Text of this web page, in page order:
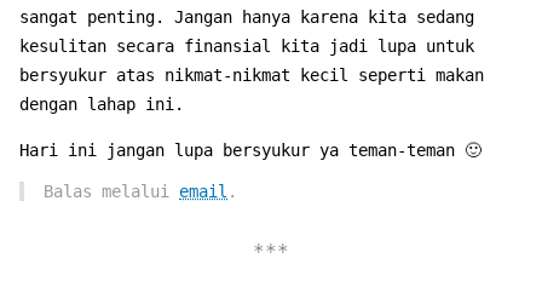
sangat penting. Jangan hanya karena kita sedang
kesulitan secara finansial kita jadi lupa untuk
bersyukur atas nikmat-nikmat kecil seperti makan
dengan lahap ini.
Hari ini jangan lupa bersyukur ya teman-teman 🙂
Balas melalui email .